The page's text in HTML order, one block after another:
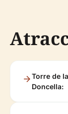
Torre de la
Doncella: